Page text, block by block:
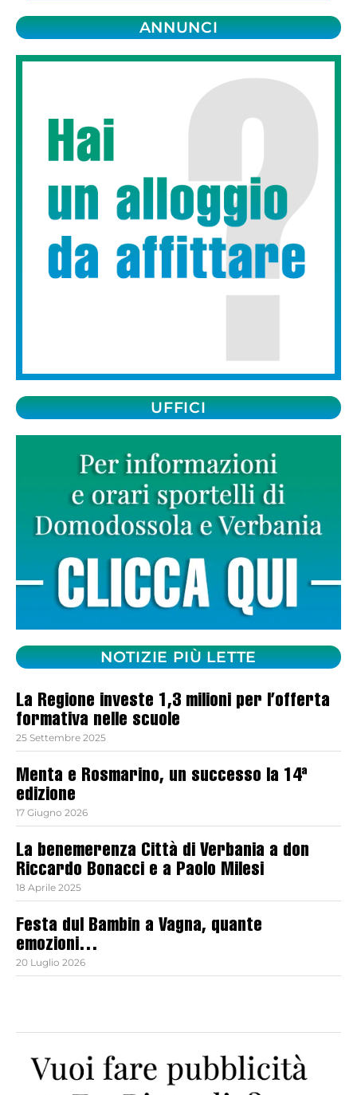
ANNUNCI
UFFICI
NOTIZIE PIÙ LETTE
La Regione investe 1,3 milioni per l’offerta
formativa nelle scuole
25 Settembre 2025
Menta e Rosmarino, un successo la 14ª
edizione
17 Giugno 2026
La benemerenza Città di Verbania a don
Riccardo Bonacci e a Paolo Milesi
18 Aprile 2025
Festa dul Bambin a Vagna, quante
emozioni…
20 Luglio 2026